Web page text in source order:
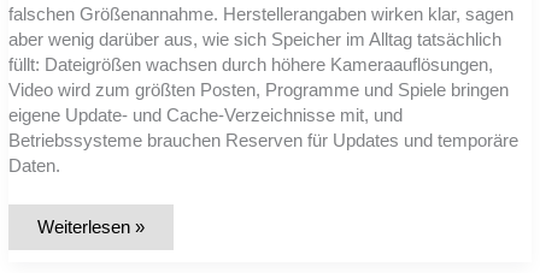
falschen Größenannahme. Herstellerangaben wirken klar, sagen
aber wenig darüber aus, wie sich Speicher im Alltag tatsächlich
füllt: Dateigrößen wachsen durch höhere Kameraauflösungen,
Video wird zum größten Posten, Programme und Spiele bringen
eigene Update- und Cache-Verzeichnisse mit, und
Betriebssysteme brauchen Reserven für Updates und temporäre
Daten.
Wie
Weiterlesen »